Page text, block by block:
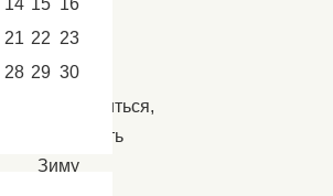
как
следует
повеселиться,
проводить
Зиму
14 15 16
21 22 23
28 29 30